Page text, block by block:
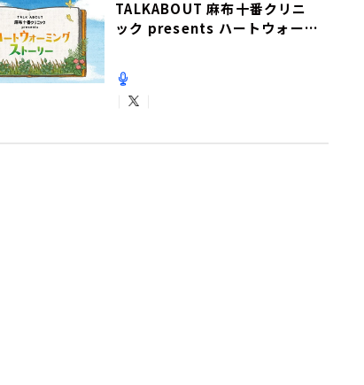
TALKABOUT 麻布十番クリニ
ック presents ハートウォーミ